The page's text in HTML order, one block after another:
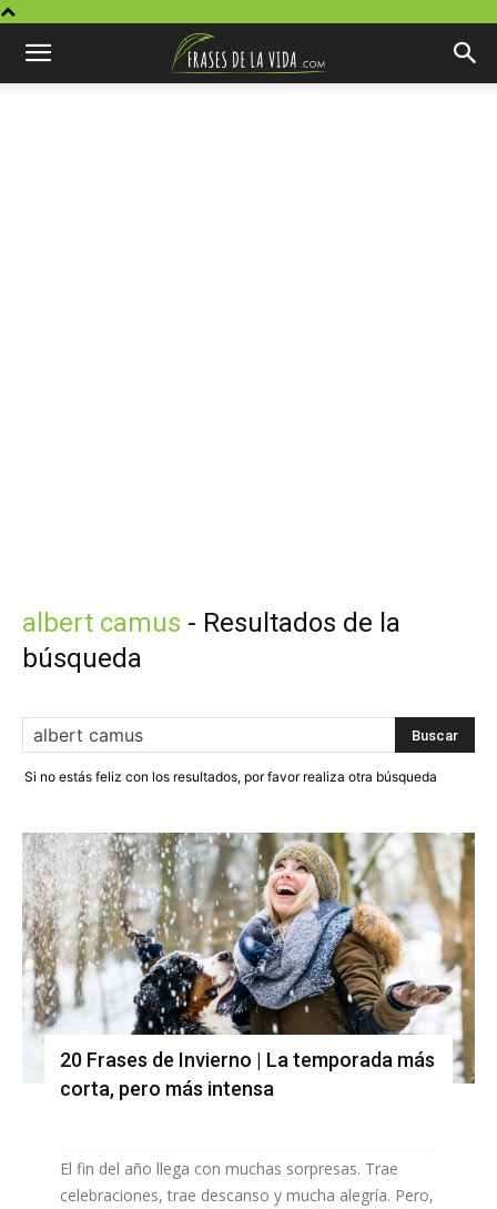
albert camus - Resultados de la
búsqueda
Si no estás feliz con los resultados, por favor realiza otra búsqueda
20 Frases de Invierno | La temporada más
corta, pero más intensa
El fin del año llega con muchas sorpresas. Trae
celebraciones, trae descanso y mucha alegría. Pero,